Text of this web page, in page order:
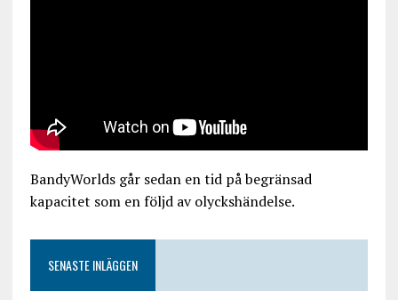
BandyWorlds går sedan en tid på begränsad
kapacitet som en följd av olyckshändelse.
SENASTE INLÄGGEN